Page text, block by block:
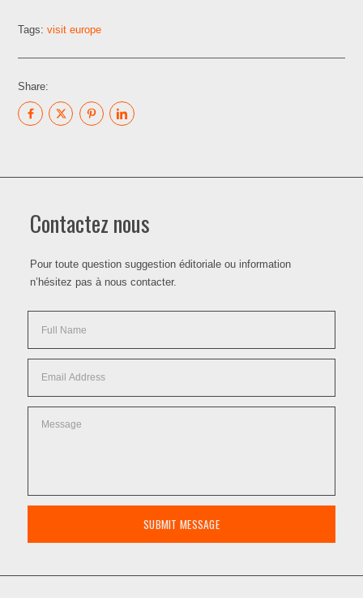
Tags:visit europe
Share:
Contactez nous
Pour toute question suggestion éditoriale ou information
n’hésitez pas à nous contacter.
SUBMIT MESSAGE